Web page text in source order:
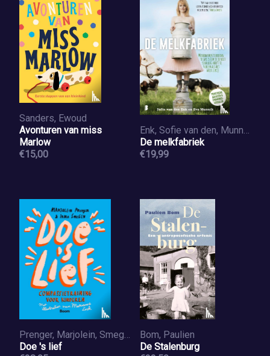
Sanders, Ewoud
Avonturen van miss
Marlow
€15,00
Enk, Sofie van den, Munnik, Eva
De melkfabriek
€19,99
Prenger, Marjolein, Smegen, Irma
Doe 's lief
Bom, Paulien
De Stalenburg